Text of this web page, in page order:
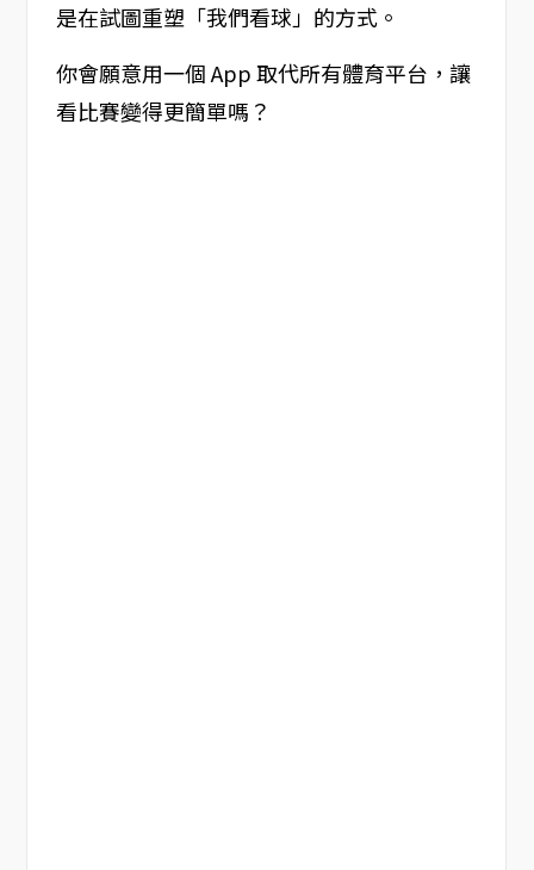
是在試圖重塑「我們看球」的方式。
你會願意用一個 App 取代所有體育平台，讓
看比賽變得更簡單嗎？